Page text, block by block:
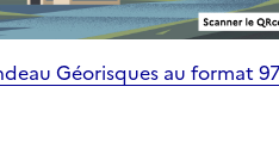
Géorisques au format